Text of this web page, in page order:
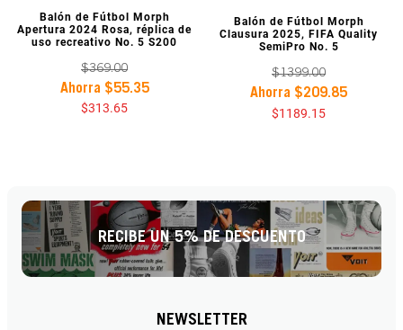
VISTA PREVIA
Balón de Fútbol Morph
Apertura 2024 Rosa, réplica de
uso recreativo No. 5 S200
$369.00
Ahorra $55.35
$313.65
VISTA PREVIA
Balón de Fútbol Morph
Clausura 2025, FIFA Quality
SemiPro No. 5
$1399.00
Ahorra $209.85
$1189.15
RECIBE UN 5% DE DESCUENTO
NEWSLETTER